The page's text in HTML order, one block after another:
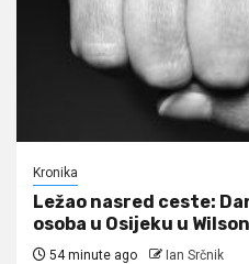
Kronika
Ležao nasred ceste:
osoba u Osijeku u
54 minute ago Ian Srčnik